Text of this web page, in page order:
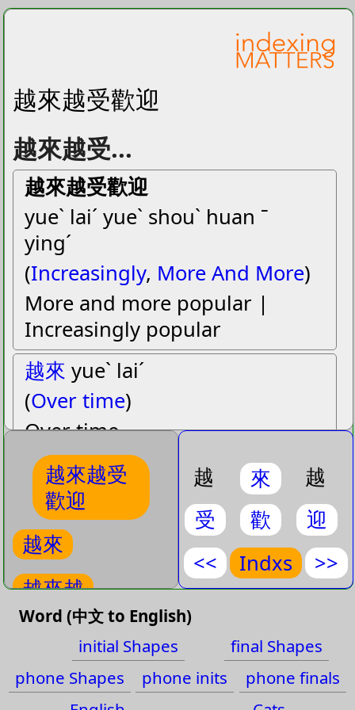
越來越受歡迎
越來越受...
越來越受歡迎
yueˋ laiˊ yueˋ shouˋ huan ˉ
yingˊ
(Increasingly, More And More)
More and more popular |
Increasingly popular
越來 yueˋ laiˊ
(Over time)
Over time
越來越
yueˋ laiˊ yueˋ
(More and
More and more…
受歡迎
shouˋ huanˉ yingˊ
Popular)
Popular
越來越受
歡迎
越來
越來越
受歡迎
歡迎
越 來
越
受
歡
迎
<<
Indxs >>
Word (中文 to English)
initial Shapes
final Shapes
phone Shapes
phone inits
phone finals